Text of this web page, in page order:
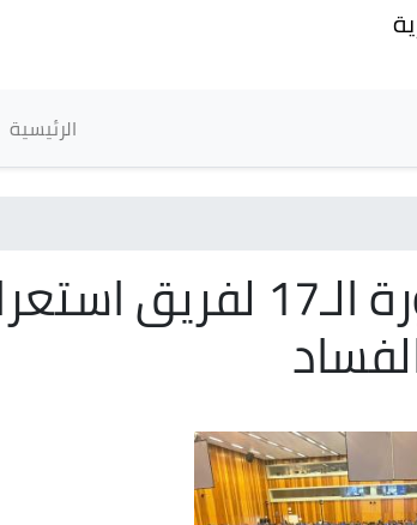
الرئيسية
افتتاح الدورة